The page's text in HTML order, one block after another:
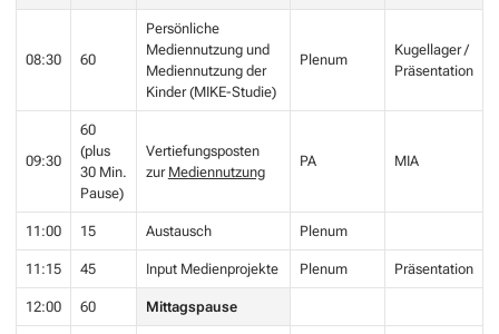
08:30 60
Persönliche
Mediennutzung und
Mediennutzung der
Kinder (MIKE-Studie)
Plenum
Kugellager /
Präsentation
09:30
60
(plus
30 Min.
Pause)
Vertiefungsposten
zur Mediennutzung
PA MIA
11:00 15 Austausch Plenum
11:15 45 Input Medienprojekte Plenum Präsentation
12:00 60 Mittagspause